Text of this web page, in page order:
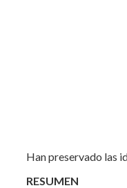
Han preservado las
RESUMEN